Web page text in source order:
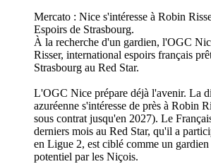
Mercato : Nice s'intéresse à Robin
Espoirs de Strasbourg.
À la recherche d'un gardien, l'OGC
Risser, international espoirs français
Strasbourg au Red Star.
L'OGC Nice prépare déjà l'avenir. La
azuréenne s'intéresse de près à Robin
sous contrat jusqu'en 2027). Le
derniers mois au Red Star, qu'il a
en Ligue 2, est ciblé comme un
potentiel par les Niçois.